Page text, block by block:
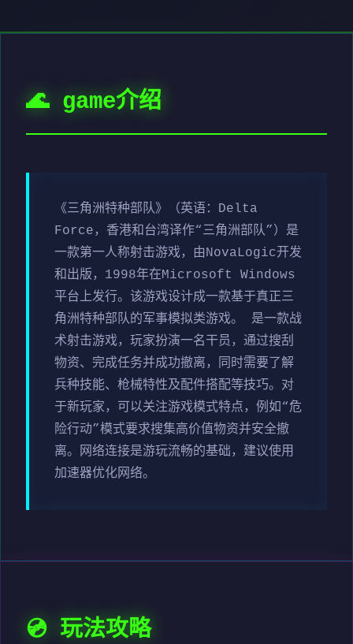
🌊 game介绍
《三角洲特种部队》（英语：Delta
Force，香港和台湾译作“三角洲部队”）是
一款第一人称射击游戏，由NovaLogic开发
和出版，1998年在Microsoft Windows
平台上发行。该游戏设计成一款基于真正三
角洲特种部队的军事模拟类游戏。 是一款战
术射击游戏，玩家扮演一名干员，通过搜刮
物资、完成任务并成功撤离，同时需要了解
兵种技能、枪械特性及配件搭配等技巧。对
于新玩家，可以关注游戏模式特点，例如“危
险行动”模式要求搜集高价值物资并安全撤
离。网络连接是游玩流畅的基础，建议使用
加速器优化网络。
💿 玩法攻略